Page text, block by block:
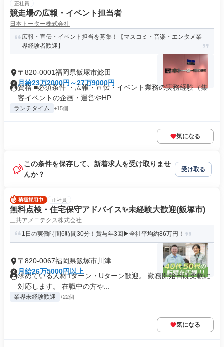
正社員
競走場の広報・イベント担当者
日本トーター株式会社
広報・宣伝・イベント担当を募集！【マスコミ・音楽・エンタメ業
界経験者歓迎】
〒820-0001福岡県飯塚市鯰田
月給23万2000円～27万9000円
資格 ■必須条件 ・広報・宣伝・イベント業務の実務経験（集
客イベントの企画・運営やHP...
ランチタイム +15個
気になる
この条件を保存して、新着求人を受け取りませ
んか？
受け取る
正社員
無料点検・住宅保守アドバイス✨未経験大歓迎(飯塚市)
三共アメニテクス株式会社
1日の実働時間6時間30分！賞与年3回▶全社平均約86万円！
〒820-0067福岡県飯塚市川津
月給26万5000円以上
求めている人材 Iターン・Uターン歓迎。 勤務開始日は柔軟に
対応します。 在職中の方や...
業界未経験歓迎 +22個
気になる